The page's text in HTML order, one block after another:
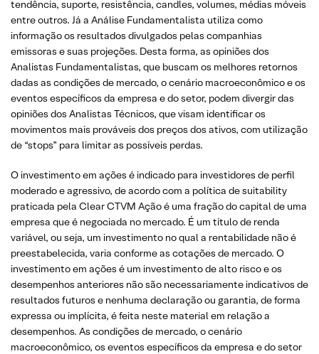
tendência, suporte, resistência, candles, volumes, médias móveis
entre outros. Já a Análise Fundamentalista utiliza como
informação os resultados divulgados pelas companhias
emissoras e suas projeções. Desta forma, as opiniões dos
Analistas Fundamentalistas, que buscam os melhores retornos
dadas as condições de mercado, o cenário macroeconômico e os
eventos específicos da empresa e do setor, podem divergir das
opiniões dos Analistas Técnicos, que visam identificar os
movimentos mais prováveis dos preços dos ativos, com utilização
de “stops” para limitar as possíveis perdas.
O investimento em ações é indicado para investidores de perfil
moderado e agressivo, de acordo com a política de suitability
praticada pela Clear CTVM Ação é uma fração do capital de uma
empresa que é negociada no mercado. É um título de renda
variável, ou seja, um investimento no qual a rentabilidade não é
preestabelecida, varia conforme as cotações de mercado. O
investimento em ações é um investimento de alto risco e os
desempenhos anteriores não são necessariamente indicativos de
resultados futuros e nenhuma declaração ou garantia, de forma
expressa ou implícita, é feita neste material em relação a
desempenhos. As condições de mercado, o cenário
macroeconômico, os eventos específicos da empresa e do setor